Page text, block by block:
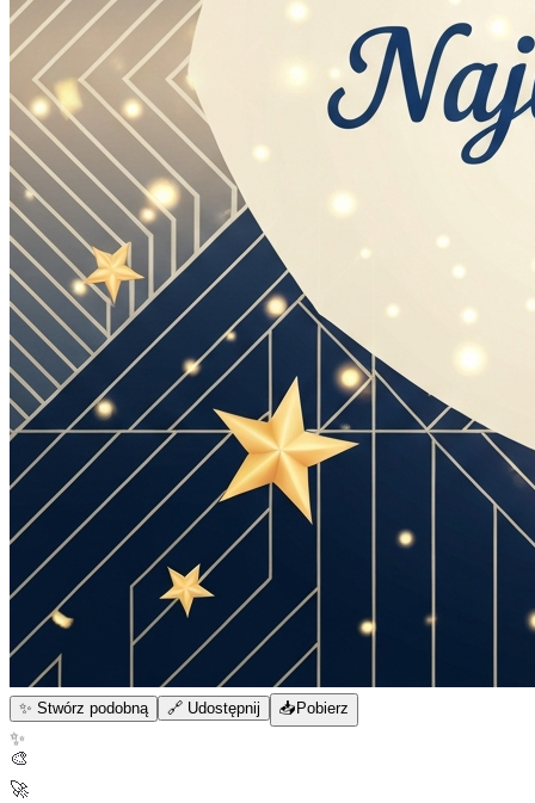
✨ Stwórz podobną 🔗 Udostępnij 📥 Pobierz
✨
🎨
🚀